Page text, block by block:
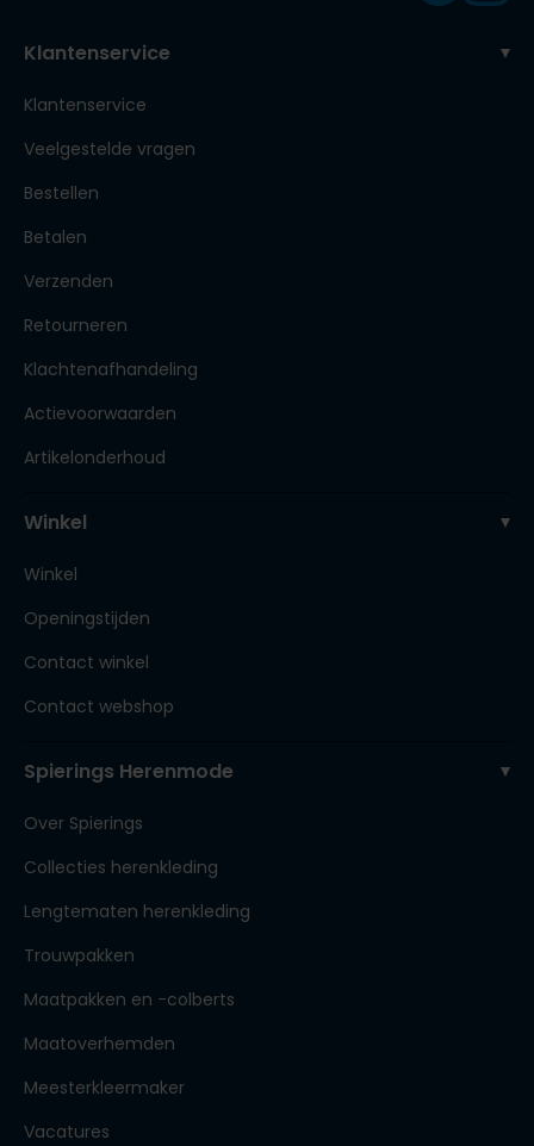
Klantenservice
Klantenservice
Veelgestelde vragen
Bestellen
Betalen
Verzenden
Retourneren
Klachtenafhandeling
Actievoorwaarden
Artikelonderhoud
Winkel
Winkel
Openingstijden
Contact winkel
Contact webshop
Spierings Herenmode
Over Spierings
Collecties herenkleding
Lengtematen herenkleding
Trouwpakken
Maatpakken en -colberts
Maatoverhemden
Meesterkleermaker
Vacatures